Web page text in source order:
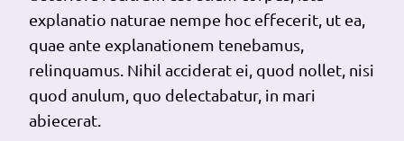
explanatio naturae nempe hoc effecerit, ut ea,
quae ante explanationem tenebamus,
relinquamus. Nihil acciderat ei, quod nollet, nisi
quod anulum, quo delectabatur, in mari
abiecerat.